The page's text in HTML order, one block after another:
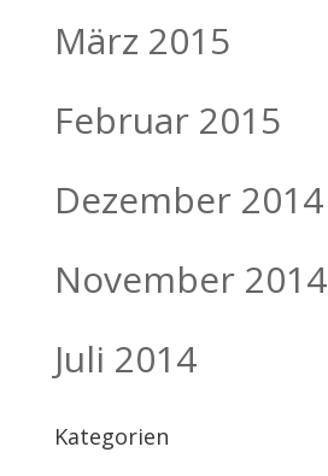
März 2015
Februar 2015
Dezember 2014
November 2014
Juli 2014
Kategorien